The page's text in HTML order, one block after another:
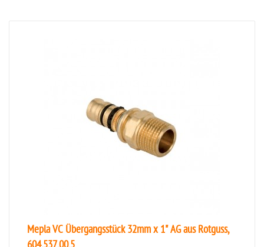
Mepla VC Übergangsstück 32mm x 1" AG aus Rotguss,